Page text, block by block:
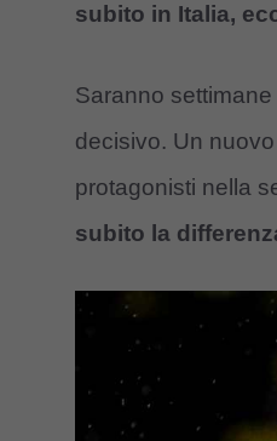
subito in Italia,
Saranno
decisivo. Un
protagonisti nella
subito la